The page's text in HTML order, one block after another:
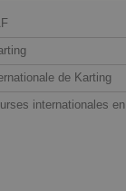
de Karting
internationales en